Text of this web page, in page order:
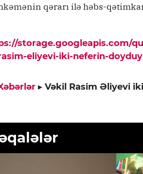
qərarı ilə həbs-
storage.googleapis.com/
eliyevi-iki-neferin-
▸ Vəkil Rasim Əliyevi